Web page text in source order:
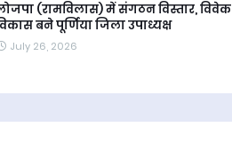
(रामविलास) में संगठन विस्तार, विवेक
बने पूर्णिया जिला उपाध्यक्ष
July 26, 2026